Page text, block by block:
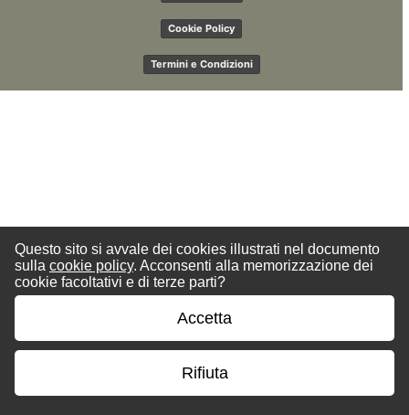
Questo sito si avvale dei cookies illustrati nel documento
sulla cookie policy. Acconsenti alla memorizzazione dei
cookie facoltativi e di terze parti?
Accetta
Rifiuta
Cookie Policy
Termini e Condizioni